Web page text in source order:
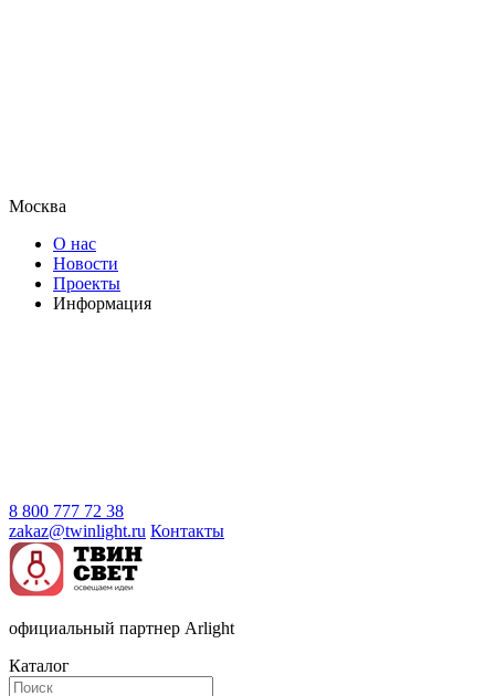
Москва
О нас
Новости
Проекты
Информация
8 800 777 72 38
zakaz@twinlight.ru Контакты
официальный партнер Arlight
Каталог